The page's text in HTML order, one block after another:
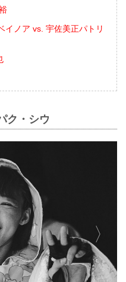
イノア vs. 宇佐美正パトリ
ク・シウ